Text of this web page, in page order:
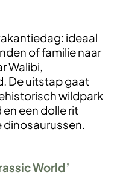
ideaal
of familie naar
Walibi,
De uitstap gaat
wildpark
een dolle rit
World’